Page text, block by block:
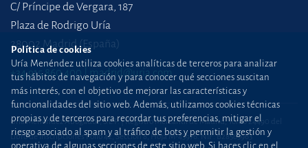
C/ Príncipe de Vergara, 187
Plaza de Rodrigo Uría
28002 Madrid (España)
+34 915 860 400 madrid@uria.com
Uría Menéndez Abogados, S.L.P. | Registro Mercantil de Madrid, Tomo 24490 del
Libro de Inscripciones Folio 42, Sección 8, Hoja M-43976. NIF: B28563963
Política de cookies
Uría Menéndez utiliza cookies analíticas de terceros para analizar
tus hábitos de navegación y para conocer qué secciones suscitan
más interés, con el objetivo de mejorar las características y
funcionalidades del sitio web. Además, utilizamos cookies técnicas
propias y de terceros para recordar tus preferencias, mitigar el
riesgo asociado al spam y al tráfico de bots y permitir la gestión y
operativa de algunas secciones de este sitio web. Si haces clic en el